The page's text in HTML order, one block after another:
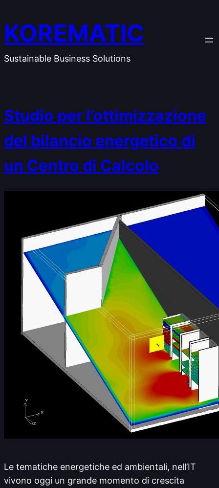
al
contenuto
KOREMATIC
Sustainable Business Solutions
Studio per l’ottimizzazione
del bilancio energetico di
un Centro di Calcolo
Le tematiche energetiche ed ambientali, nell’IT
vivono oggi un grande momento di crescita